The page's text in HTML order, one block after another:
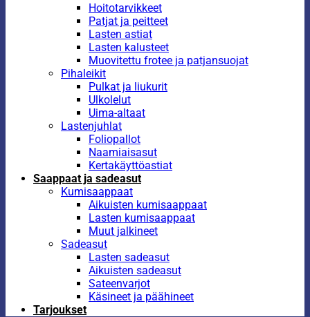
Hoitotarvikkeet
Patjat ja peitteet
Lasten astiat
Lasten kalusteet
Muovitettu frotee ja patjansuojat
Pihaleikit
Pulkat ja liukurit
Ulkolelut
Uima-altaat
Lastenjuhlat
Foliopallot
Naamiaisasut
Kertakäyttöastiat
Saappaat ja sadeasut
Kumisaappaat
Aikuisten kumisaappaat
Lasten kumisaappaat
Muut jalkineet
Sadeasut
Lasten sadeasut
Aikuisten sadeasut
Sateenvarjot
Käsineet ja päähineet
Tarjoukset